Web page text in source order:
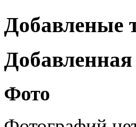
Добавленые
Фото